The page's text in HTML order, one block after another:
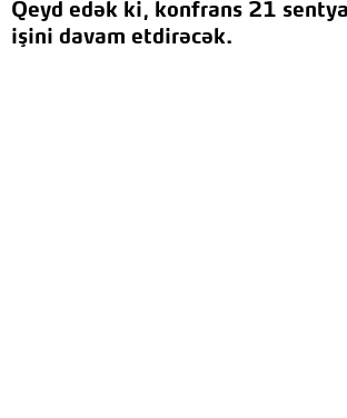
Qeyd edək ki, konfrans 21
işini davam etdirəcək.